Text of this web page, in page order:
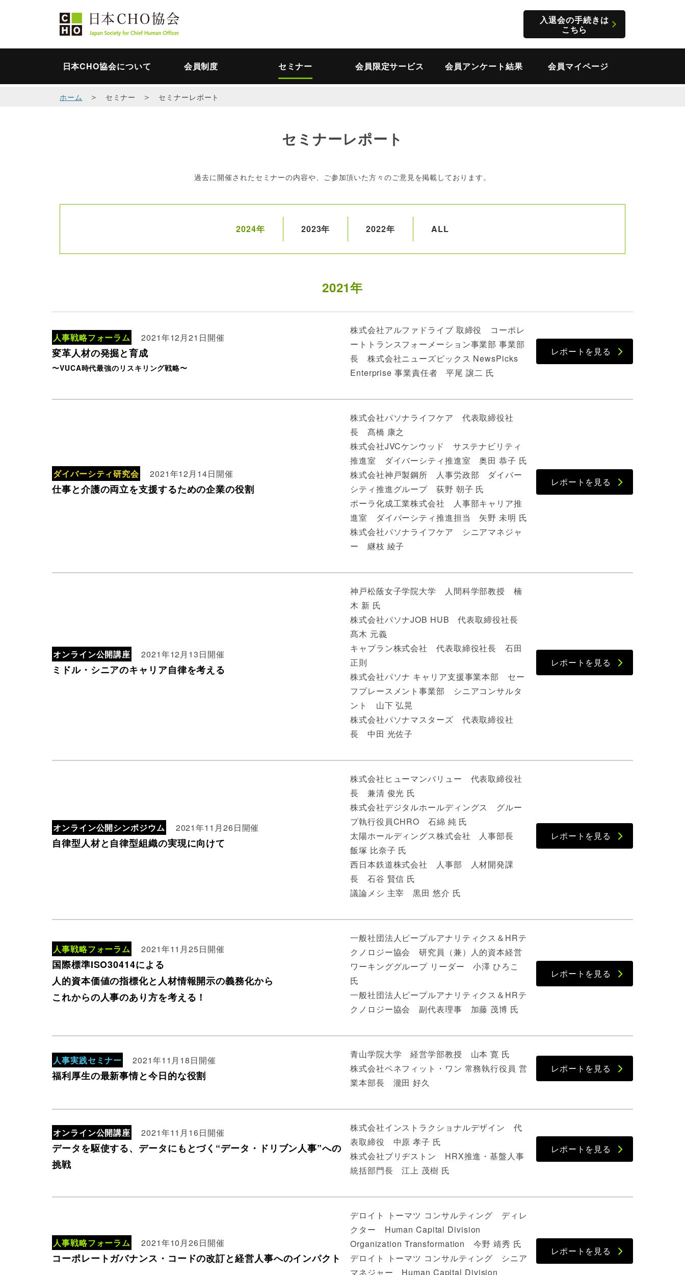
入退会の手続きは
こちら
日本CHO協会について 会員制度 セミナー 会員限定サービス 会員アンケート結果 会員マイページ
ホーム ＞ セミナー ＞ セミナーレポート
セミナーレポート
過去に開催されたセミナーの内容や、ご参加頂いた方々のご意見を掲載しております。
2024年 2023年 2022年 ALL
2021年
人事戦略フォーラム 2021年12月21日開催
変革人材の発掘と育成
〜VUCA時代最強のリスキリング戦略〜
株式会社アルファドライブ 取締役 コーポレ
ートトランスフォーメーション事業部 事業部
長 株式会社ニューズピックス NewsPicks
Enterprise 事業責任者 平尾 譲二 氏
レポートを見る
ダイバーシティ研究会 2021年12月14日開催
仕事と介護の両立を支援するための企業の役割
株式会社パソナライフケア 代表取締役社
長 髙橋 康之
株式会社JVCケンウッド サステナビリティ
推進室 ダイバーシティ推進室 奥田 恭子 氏
株式会社神戸製鋼所 人事労政部 ダイバー
シティ推進グループ 荻野 朝子 氏
ポーラ化成工業株式会社 人事部キャリア推
進室 ダイバーシティ推進担当 矢野 未明 氏
株式会社パソナライフケア シニアマネジャ
ー 継枝 綾子
レポートを見る
オンライン公開講座 2021年12月13日開催
ミドル・シニアのキャリア自律を考える
神戸松蔭女子学院大学 人間科学部教授 楠
木 新 氏
株式会社パソナJOB HUB 代表取締役社長
髙木 元義
キャプラン株式会社 代表取締役社長 石田
正則
株式会社パソナ キャリア支援事業本部 セー
フプレースメント事業部 シニアコンサルタ
ント 山下 弘晃
株式会社パソナマスターズ 代表取締役社
長 中田 光佐子
レポートを見る
オンライン公開シンポジウム 2021年11月26日開催
自律型人材と自律型組織の実現に向けて
株式会社ヒューマンバリュー 代表取締役社
長 兼清 俊光 氏
株式会社デジタルホールディングス グルー
プ執行役員CHRO 石綿 純 氏
太陽ホールディングス株式会社 人事部長
飯塚 比奈子 氏
西日本鉄道株式会社 人事部 人材開発課
長 石谷 賢信 氏
議論メシ 主宰 黒田 悠介 氏
レポートを見る
人事戦略フォーラム 2021年11月25日開催
国際標準ISO30414による
人的資本価値の指標化と人材情報開示の義務化から
これからの人事のあり方を考える！
一般社団法人ピープルアナリティクス＆HRテ
クノロジー協会 研究員（兼）人的資本経営
ワーキンググループ リーダー 小澤 ひろこ
氏
一般社団法人ピープルアナリティクス＆HRテ
クノロジー協会 副代表理事 加藤 茂博 氏
レポートを見る
人事実践セミナー 2021年11月18日開催
福利厚生の最新事情と今日的な役割
青山学院大学 経営学部教授 山本 寛 氏
株式会社ベネフィット・ワン 常務執行役員 営
業本部長 瀧田 好久
レポートを見る
オンライン公開講座 2021年11月16日開催
データを駆使する、データにもとづく“データ・ドリブン人事”への
挑戦
株式会社インストラクショナルデザイン 代
表取締役 中原 孝子 氏
株式会社ブリヂストン HRX推進・基盤人事
統括部門長 江上 茂樹 氏
レポートを見る
人事戦略フォーラム 2021年10月26日開催
コーポレートガバナンス・コードの改訂と経営人事へのインパクト
デロイト トーマツ コンサルティング ディレ
クター Human Capital Division
Organization Transformation 今野 靖秀 氏
デロイト トーマツ コンサルティング シニア
マネジャー Human Capital Division
レポートを見る